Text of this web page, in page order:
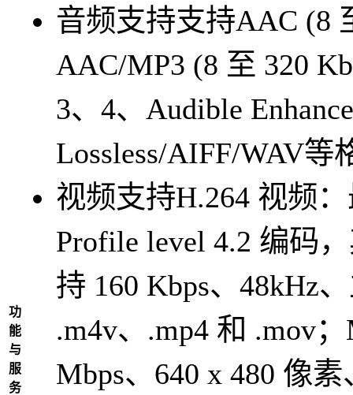
功
能
与
服
务
音频支持支持AAC (8
AAC/MP3 (8 至 320
3、4、Audible
Lossless/AIFF/WAV等
视频支持H.264 视频
Profile level 4.2 编码
持 160 Kbps、48kHz
.m4v、.mp4 和 .mov
Mbps、640 x 480 像